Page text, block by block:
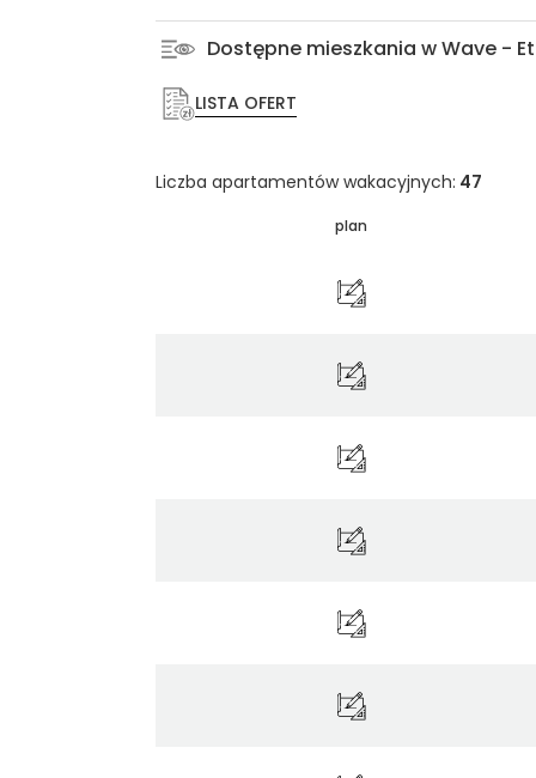
Dostępne mieszkania w Wave -
LISTA OFERT
Liczba apartamentów wakacyjnych: 47
plan